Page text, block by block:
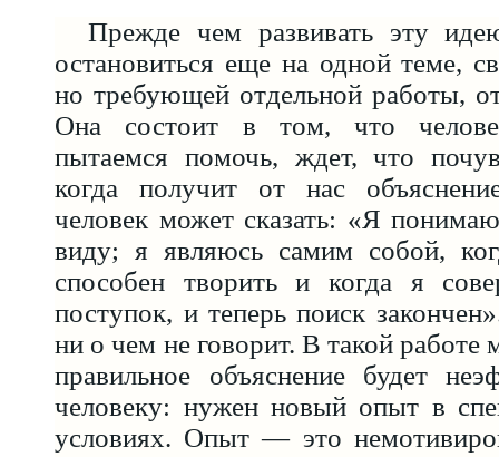
Прежде чем развивать эту
остановиться еще на одной теме,
но требующей отдельной работы,
Она состоит в том, что
пытаемся помочь, ждет, что
когда получит от нас
человек может сказать: «Я
виду; я являюсь самим собой,
способен творить и когда я
поступок, и теперь поиск
ни о чем не говорит. В такой работе
правильное объяснение будет
человеку: нужен новый опыт в
условиях. Опыт — это